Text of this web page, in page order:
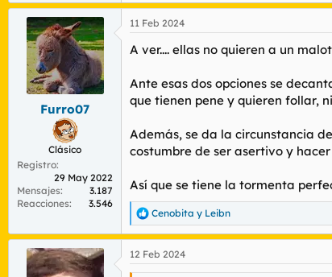
a
c
i
e
s
Furro07
Clásico
Registro
29 May 2022
Mensajes
3.187
Reacciones
3.546
11 Feb 2024
A ver.... ellas no quieren a un
Ante esas dos opciones se
que tienen pene y quieren follar,
Además, se da la circunstancia
costumbre de ser asertivo y
Así que se tiene la tormenta
R
e
a
c
c
Cenobita y Leibn
12 Feb 2024